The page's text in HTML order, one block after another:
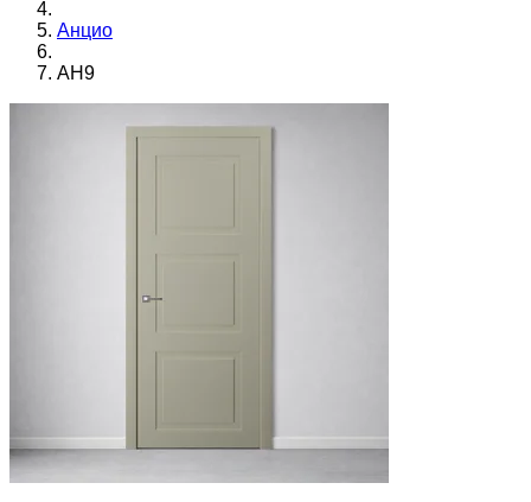
Анцио
АН9